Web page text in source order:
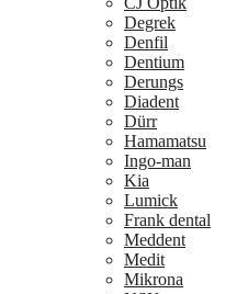
Degrek
Denfil
Dentium
Derungs
Diadent
Dürr
Hamamatsu
Ingo-man
Kia
Lumick
Frank dental
Meddent
Medit
Mikrona